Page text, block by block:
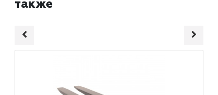
также